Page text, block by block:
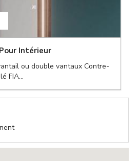
Intérieur
ou double vantaux Contre-
FIA...